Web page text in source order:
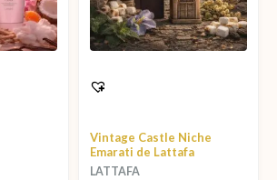
Vintage Castle Niche
Emarati de Lattafa
LATTAFA